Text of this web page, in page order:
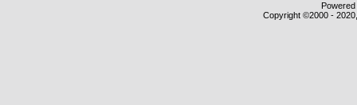
Copyright ©2000 -